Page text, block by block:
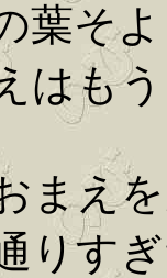
葉そ
はも
まえ
りす